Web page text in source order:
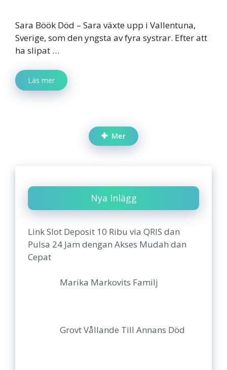
Sara Böök Död – Sara växte upp i Vallentuna,
Sverige, som den yngsta av fyra systrar. Efter att
ha slipat …
Läs mer
Mer
Nya Inlägg
Link Slot Deposit 10 Ribu via QRIS dan
Pulsa 24 Jam dengan Akses Mudah dan
Cepat
Marika Markovits Familj
Grovt Vållande Till Annans Död